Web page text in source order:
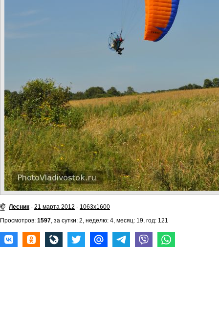
Лесник - 21 марта 2012 - 1063x1600
Просмотров: 1597, за сутки: 2, неделю: 4, месяц: 19, год: 121